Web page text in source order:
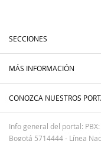
SECCIONES
MÁS INFORMACIÓN
CONOZCA NUESTROS
Info general del portal:
Bogotá 5714444 - Línea